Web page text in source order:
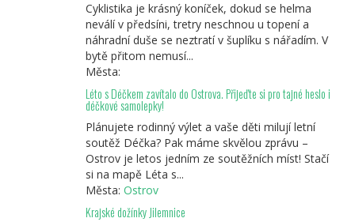
Cyklistika je krásný koníček, dokud se helma
neválí v předsíni, tretry neschnou u topení a
náhradní duše se neztratí v šuplíku s nářadím. V
bytě přitom nemusí...
Města:
Léto s Déčkem zavítalo do Ostrova. Přijeďte si pro tajné heslo i
déčkové samolepky!
Plánujete rodinný výlet a vaše děti milují letní
soutěž Déčka? Pak máme skvělou zprávu –
Ostrov je letos jedním ze soutěžních míst! Stačí
si na mapě Léta s...
Města: Ostrov
Krajské dožínky Jilemnice